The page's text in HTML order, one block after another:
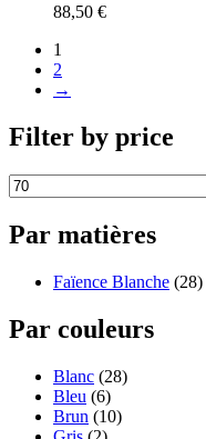
88,50 €
1
2
→
Filter by price
Par matières
Faïence Blanche (28)
Par couleurs
Blanc (28)
Bleu (6)
Brun (10)